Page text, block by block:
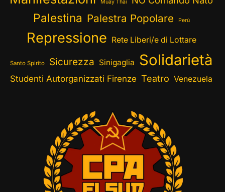
Muay Thai
Palestina Palestra Popolare Perù
Repressione Rete Liberi/e di Lottare
Santo Spirito Sicurezza Sinigaglia Solidarietà
Studenti Autorganizzati Firenze Teatro Venezuela